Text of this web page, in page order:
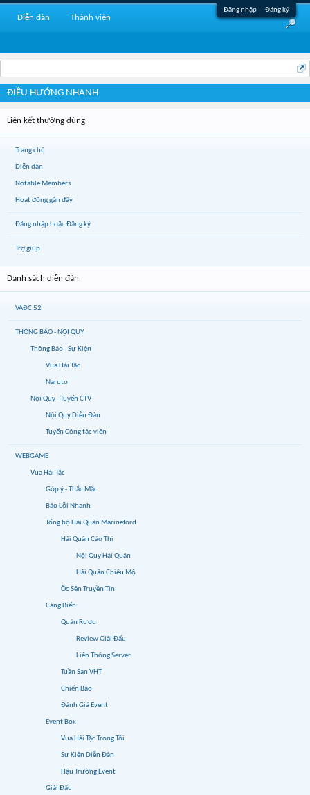
Đăng nhập Đăng ký
ĐIỀU HƯỚNG NHANH
Liên kết thường dùng
Trang chủ
Diễn đàn
Notable Members
Hoạt động gần đây
Đăng nhập hoặc Đăng ký
Trợ giúp
Danh sách diễn đàn
VAĐC 52
THÔNG BÁO - NỘI QUY
Thông Báo - Sự Kiện
Vua Hải Tặc
Naruto
Nội Quy - Tuyển CTV
Nội Quy Diễn Đàn
Tuyển Cộng tác viên
WEBGAME
Vua Hải Tặc
Góp ý - Thắc Mắc
Báo Lỗi Nhanh
Tổng bộ Hải Quân Marineford
Hải Quân Cáo Thị
Nội Quy Hải Quân
Hải Quân Chiêu Mộ
Ốc Sên Truyền Tin
Cảng Biển
Quán Rượu
Review Giải Đấu
Liên Thông Server
Tuần San VHT
Chiến Báo
Đánh Giá Event
Event Box
Vua Hải Tặc Trong Tôi
Sự Kiện Diễn Đàn
Hậu Trường Event
Giải Đấu
Diễn đàn Thành viên